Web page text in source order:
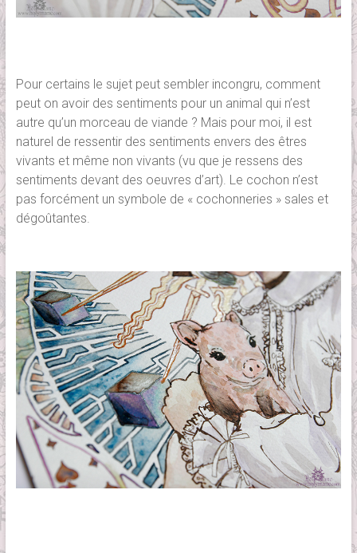
Pour certains le sujet peut sembler incongru, comment
peut on avoir des sentiments pour un animal qui n’est
autre qu’un morceau de viande ? Mais pour moi, il est
naturel de ressentir des sentiments envers des êtres
vivants et même non vivants (vu que je ressens des
sentiments devant des oeuvres d’art). Le cochon n’est
pas forcément un symbole de « cochonneries » sales et
dégoûtantes.